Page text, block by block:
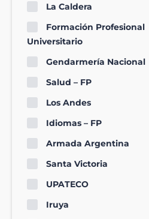
La Caldera
Formación Profesional
Universitario
Gendarmería Nacional
Salud – FP
Los Andes
Idiomas – FP
Armada Argentina
Santa Victoria
UPATECO
Iruya